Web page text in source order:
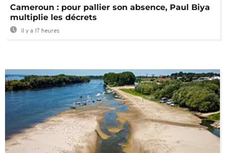
Cameroun : pour pallier son absence, Paul Biya
multiplie les décrets
Il y a 17 heures